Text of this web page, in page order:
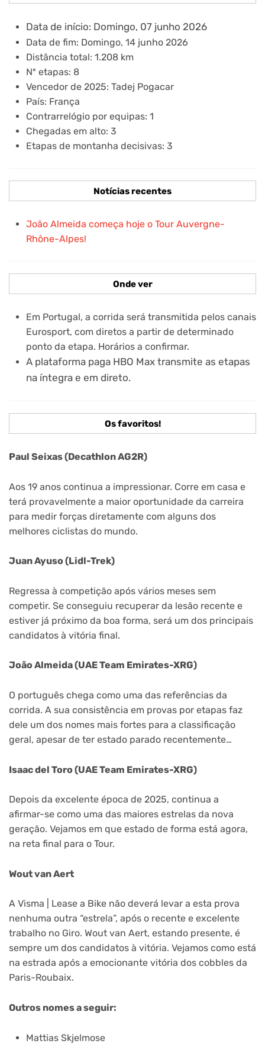
Data de início: Domingo, 07 junho 2026
Data de fim: Domingo, 14 junho 2026
Distância total: 1.208 km
Nº etapas: 8
Vencedor de 2025: Tadej Pogacar
País: França
Contrarrelógio por equipas: 1
Chegadas em alto: 3
Etapas de montanha decisivas: 3
Notícias recentes
João Almeida começa hoje o Tour Auvergne-
Rhône-Alpes!
Onde ver
Em Portugal, a corrida será transmitida pelos canais
Eurosport, com diretos a partir de determinado
ponto da etapa. Horários a confirmar.
A plataforma paga HBO Max transmite as etapas
na íntegra e em direto.
Os favoritos!
Paul Seixas (Decathlon AG2R)
Aos 19 anos continua a impressionar. Corre em casa e
terá provavelmente a maior oportunidade da carreira
para medir forças diretamente com alguns dos
melhores ciclistas do mundo.
Juan Ayuso (Lidl-Trek)
Regressa à competição após vários meses sem
competir. Se conseguiu recuperar da lesão recente e
estiver já próximo da boa forma, será um dos principais
candidatos à vitória final.
João Almeida (UAE Team Emirates-XRG)
O português chega como uma das referências da
corrida. A sua consistência em provas por etapas faz
dele um dos nomes mais fortes para a classificação
geral, apesar de ter estado parado recentemente…
Isaac del Toro (UAE Team Emirates-XRG)
Depois da excelente época de 2025, continua a
afirmar-se como uma das maiores estrelas da nova
geração. Vejamos em que estado de forma está agora,
na reta final para o Tour.
Wout van Aert
A Visma | Lease a Bike não deverá levar a esta prova
nenhuma outra “estrela”, após o recente e excelente
trabalho no Giro. Wout van Aert, estando presente, é
sempre um dos candidatos à vitória. Vejamos como está
na estrada após a emocionante vitória dos cobbles da
Paris-Roubaix.
Outros nomes a seguir:
Mattias Skjelmose